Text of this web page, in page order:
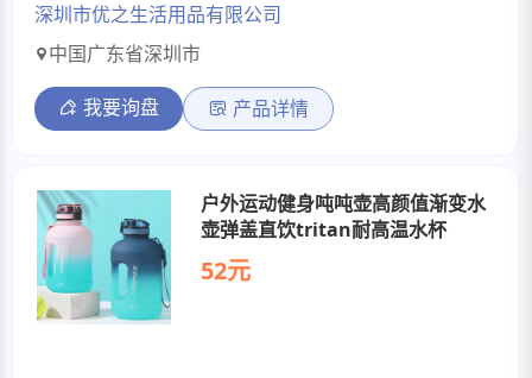
深圳市优之生活用品有限公司
中国广东省深圳市
我要询盘 产品详情
户外运动健身吨吨壶高颜值渐变水
壶弹盖直饮tritan耐高温水杯
52元